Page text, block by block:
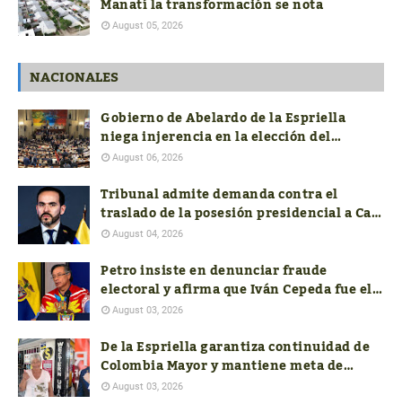
Manatí la transformación se nota
August 05, 2026
NACIONALES
Gobierno de Abelardo de la Espriella
niega injerencia en la elección del
próximo contralor General
August 06, 2026
Tribunal admite demanda contra el
traslado de la posesión presidencial a Cali
y pide soportes jurídicos, presupuestales
August 04, 2026
Petro insiste en denunciar fraude
electoral y afirma que Iván Cepeda fue el
verdadero ganador de las presidenciales
August 03, 2026
De la Espriella garantiza continuidad de
Colombia Mayor y mantiene meta de
aumentar el subsidio a $400.000
August 03, 2026